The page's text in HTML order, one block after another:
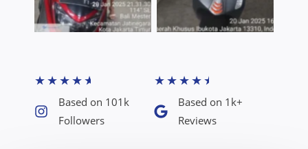
★★★★★
Based on 101k
Followers​
★★★★★
Based on 1k+
Reviews​